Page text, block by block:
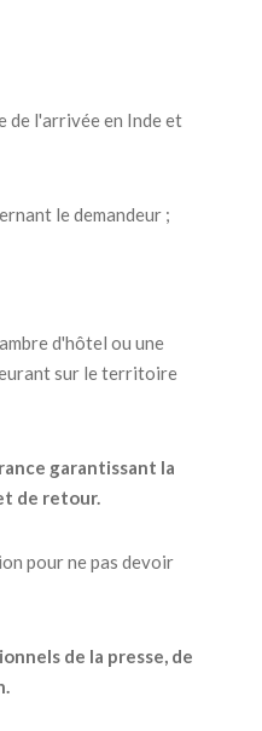
de l'arrivée en Inde et
le demandeur ;
d'hôtel ou une
sur le territoire
garantissant la
de retour.
pour ne pas devoir
de la presse, de